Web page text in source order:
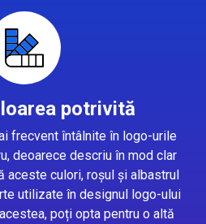
potrivită
frecvent întâlnite în logo-urile
deoarece descriu în mod clar
aceste culori, roșul și albastrul
utilizate în designul logo-ului
poți opta pentru o altă